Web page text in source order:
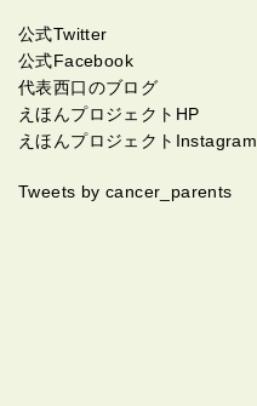
公式Twitter
公式Facebook
代表西口のブログ
えほんプロジェクトHP
えほんプロジェクトInstagram
Tweets by cancer_parents